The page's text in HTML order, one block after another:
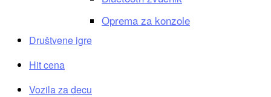
Oprema za konzole
Društvene igre
Hit cena
Vozila za decu